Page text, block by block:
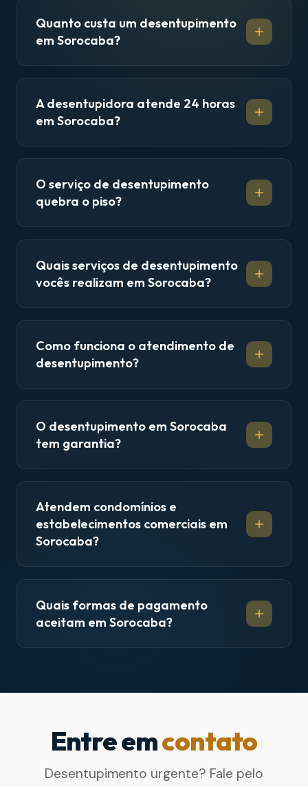
Quanto custa um desentupimento
em Sorocaba?
A desentupidora atende 24 horas
em Sorocaba?
O serviço de desentupimento
quebra o piso?
Quais serviços de desentupimento
vocês realizam em Sorocaba?
Como funciona o atendimento de
desentupimento?
O desentupimento em Sorocaba
tem garantia?
Atendem condomínios e
estabelecimentos comerciais em
Sorocaba?
Quais formas de pagamento
aceitam em Sorocaba?
Entre emcontato
Desentupimento urgente? Fale pelo